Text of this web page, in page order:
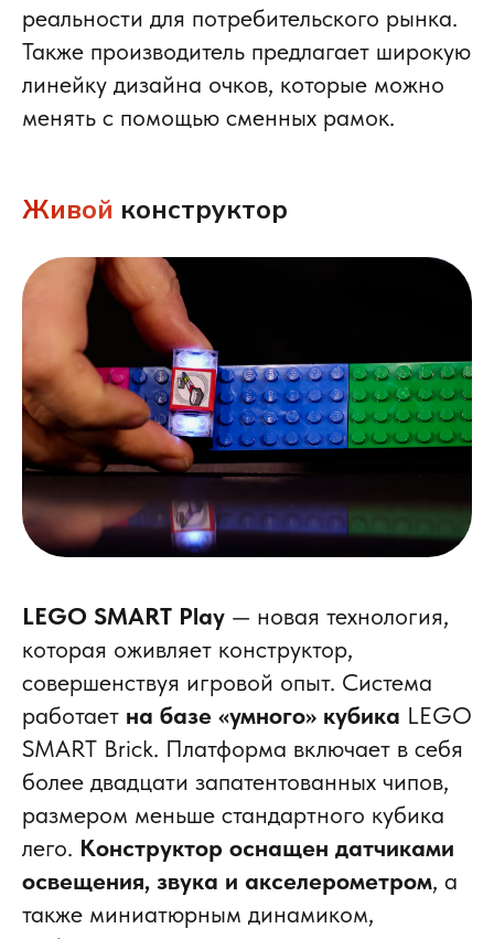
реальности для потребительского рынка.
Также производитель предлагает широкую
линейку дизайна очков, которые можно
менять с помощью сменных рамок.
Живой конструктор
LEGO SMART Play — новая технология,
которая оживляет конструктор,
совершенствуя игровой опыт. Система
работает на базе «умного» кубика LEGO
SMART Brick. Платформа включает в себя
более двадцати запатентованных чипов,
размером меньше стандартного кубика
лего. Конструктор оснащен датчиками
освещения, звука и акселерометром, а
также миниатюрным динамиком,